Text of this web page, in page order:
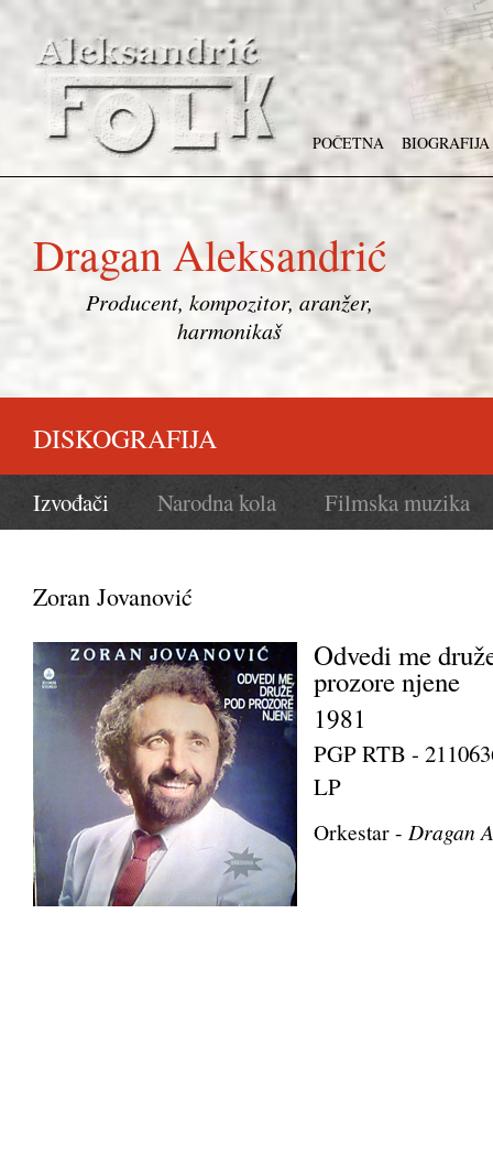
POČETNA BIOGRAFIJA
Dragan Aleksandrić
Producent, kompozitor, aranžer,
harmonikaš
DISKOGRAFIJA
Izvođači Narodna kola Filmska muzika
Zoran Jovanović
Odvedi me
prozore njene
1981
PGP RTB -
LP
Orkestar - Dragan